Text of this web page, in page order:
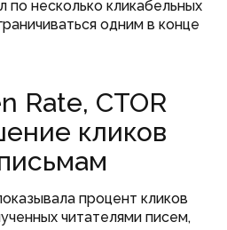
по несколько кликабельных
одним в конце
Rate, CTOR
кликов
процент кликов
читателями писем,